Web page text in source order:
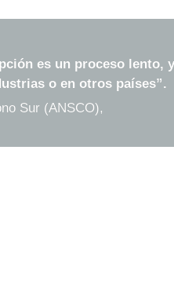
es un proceso lento,
o en otros países”.
Sur (ANSCO),